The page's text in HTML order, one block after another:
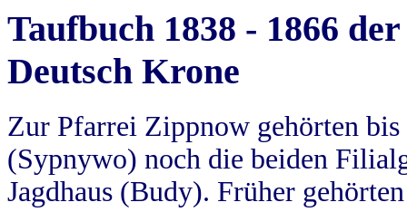
Taufbuch 1838 - 1866
Deutsch Krone
Zur Pfarrei Zippnow gehörten
(Sypnywo) noch die beiden
Jagdhaus (Budy). Früher